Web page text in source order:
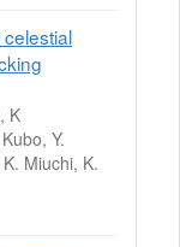
K
Y.
Miuchi, K.